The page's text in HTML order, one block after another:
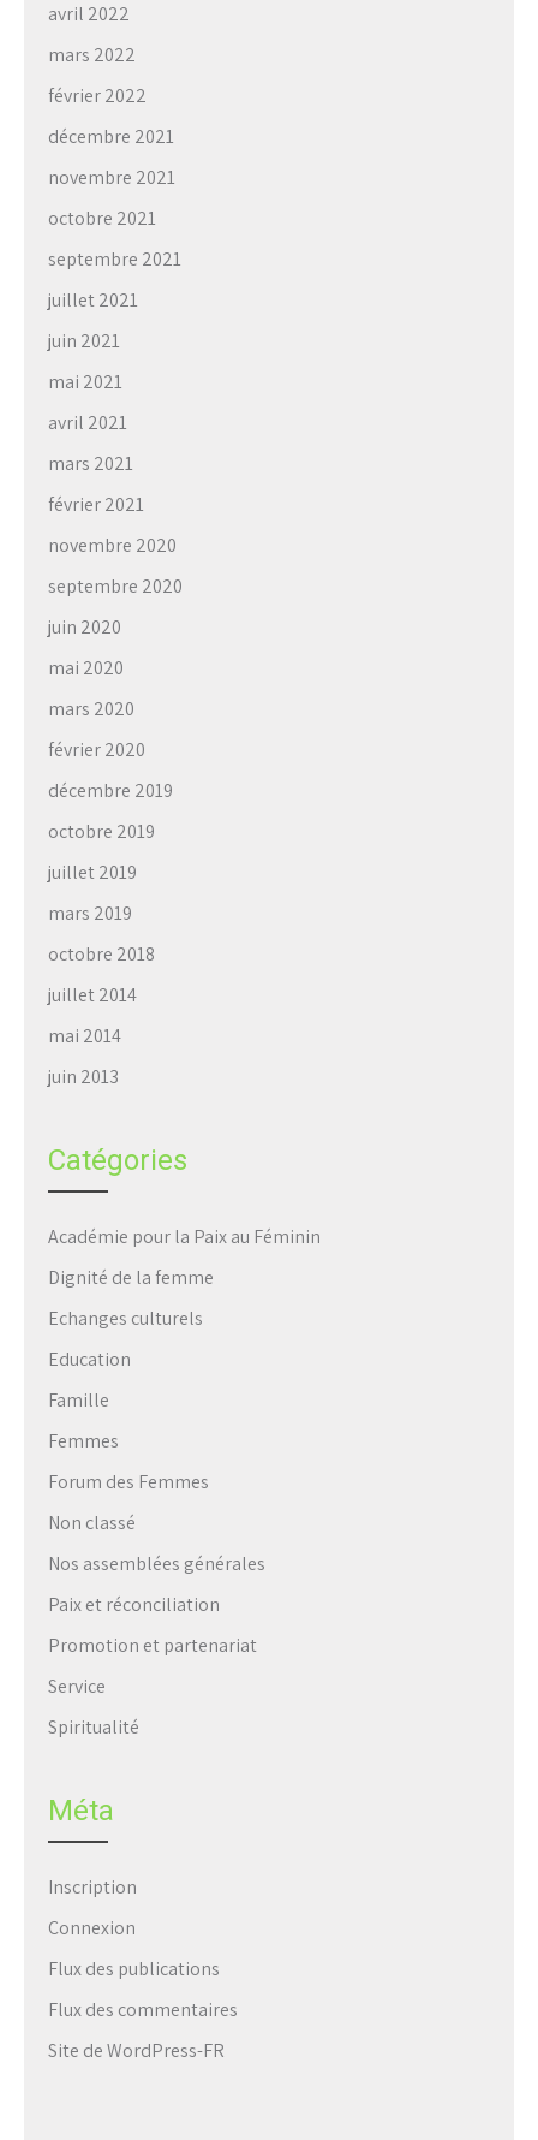
avril 2022
mars 2022
février 2022
décembre 2021
novembre 2021
octobre 2021
septembre 2021
juillet 2021
juin 2021
mai 2021
avril 2021
mars 2021
février 2021
novembre 2020
septembre 2020
juin 2020
mai 2020
mars 2020
février 2020
décembre 2019
octobre 2019
juillet 2019
mars 2019
octobre 2018
juillet 2014
mai 2014
juin 2013
Catégories
Académie pour la Paix au Féminin
Dignité de la femme
Echanges culturels
Education
Famille
Femmes
Forum des Femmes
Non classé
Nos assemblées générales
Paix et réconciliation
Promotion et partenariat
Service
Spiritualité
Méta
Inscription
Connexion
Flux des publications
Flux des commentaires
Site de WordPress-FR